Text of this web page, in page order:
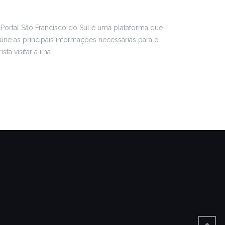
São Francisco do Sul é uma plataforma que
as principais informações necessárias para o
visitar a ilha.